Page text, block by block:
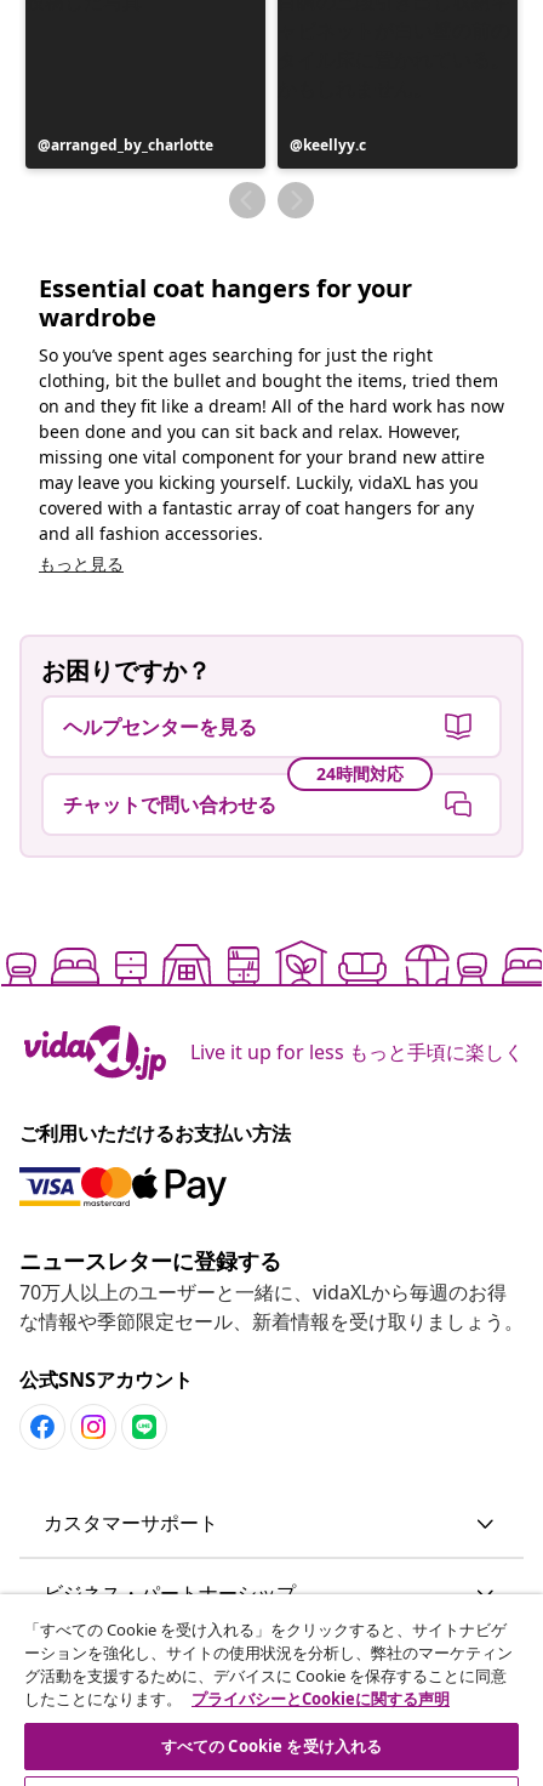
投
稿
arranged_by_charlotte
投
稿
者
keellyy.c
Essential coat hangers for your
wardrobe
So you’ve spent ages searching for just the right
clothing, bit the bullet and bought the items, tried them
on and they fit like a dream! All of the hard work has now
been done and you can sit back and relax. However,
missing one vital component for your brand new attire
may leave you kicking yourself. Luckily, vidaXL has you
covered with a fantastic array of coat hangers for any
and all fashion accessories.
もっと見る
お困りですか？
ヘルプセンターを見る
24時間対応
チャットで問い合わせる
Live it up for less もっと手頃に楽しく
ご利用いただけるお支払い方法
ニュースレターに登録する
70万人以上のユーザーと一緒に、vidaXLから毎週のお得
な情報や季節限定セール、新着情報を受け取りましょう。
公式SNSアカウント
カスタマーサポート
ビジネス・パートナーシップ
vidaXL
「すべての Cookie を受け入れる」をクリックすると、サイトナビゲ
ーションを強化し、サイトの使用状況を分析し、弊社のマーケティン
グ活動を支援するために、デバイスに Cookie を保存することに同意
したことになります。
プライバシーとCookieに関する声明
すべての Cookie を受け入れる